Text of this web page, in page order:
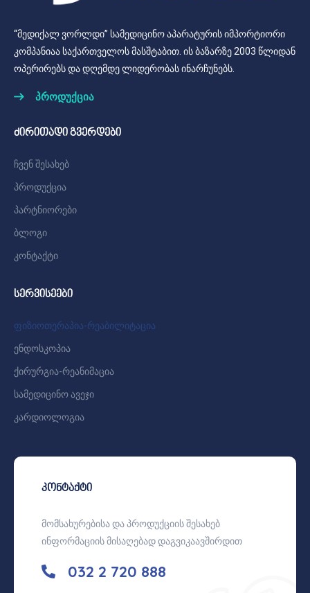
“მედიქალ ვორლდი” სამედიცინო აპარატურის იმპორტიორი
კომპანიაა საქართველოს მასშტაბით. ის ბაზარზე 2003 წლიდან
ოპერირებს და დღემდე ლიდერობას ინარჩუნებს.
პროდუქცია
ძირითადი გვერდები
ჩვენ შესახებ
პროდუქცია
პარტნიორები
ბლოგი
კონტაქტი
სერვისეები
ფიზიოთერაპია-რეაბილიტაცია
ენდოსკოპია
ქირურგია-რეანიმაცია
სამედიცინო ავეჯი
კარდიოლოგია
კონტაქტი
მომსახურებისა და პროდუქციის შესახებ
ინფორმაციის მისაღებად დაგვიკაავშირდით
032 2 720 888